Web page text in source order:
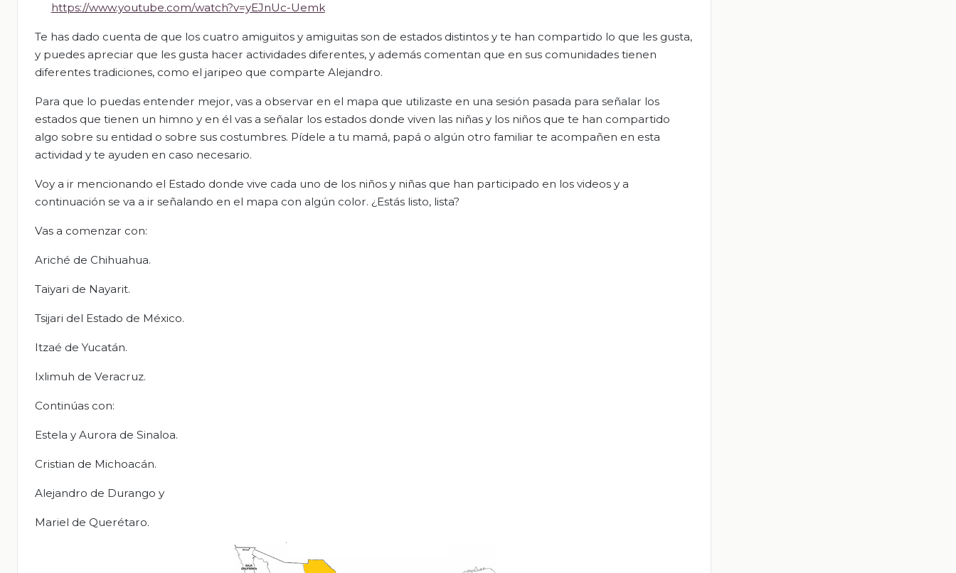
https://www.youtube.com/watch?v=yEJnUc-Uemk
Te has dado cuenta de que los cuatro amiguitos y amiguitas son de estados distintos y te han compartido lo que les gusta,
y puedes apreciar que les gusta hacer actividades diferentes, y además comentan que en sus comunidades tienen
diferentes tradiciones, como el jaripeo que comparte Alejandro.
Para que lo puedas entender mejor, vas a observar en el mapa que utilizaste en una sesión pasada para señalar los
estados que tienen un himno y en él vas a señalar los estados donde viven las niñas y los niños que te han compartido
algo sobre su entidad o sobre sus costumbres. Pídele a tu mamá, papá o algún otro familiar te acompañen en esta
actividad y te ayuden en caso necesario.
Voy a ir mencionando el Estado donde vive cada uno de los niños y niñas que han participado en los videos y a
continuación se va a ir señalando en el mapa con algún color. ¿Estás listo, lista?
Vas a comenzar con:
Ariché de Chihuahua.
Taiyari de Nayarit.
Tsijari del Estado de México.
Itzaé de Yucatán.
Ixlimuh de Veracruz.
Continúas con:
Estela y Aurora de Sinaloa.
Cristian de Michoacán.
Alejandro de Durango y
Mariel de Querétaro.